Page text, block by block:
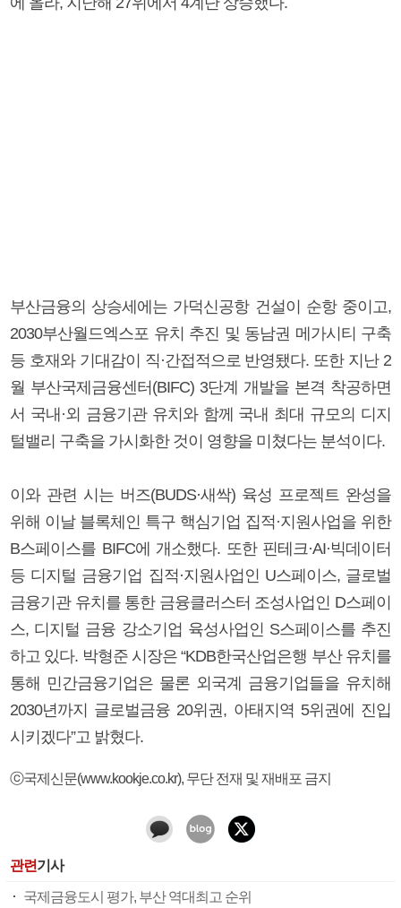
부산금융의 상승세에는 가덕신공항 건설이 순항 중이고,
2030부산월드엑스포 유치 추진 및 동남권 메가시티 구축
등 호재와 기대감이 직·간접적으로 반영됐다. 또한 지난 2
월 부산국제금융센터(BIFC) 3단계 개발을 본격 착공하면
서 국내·외 금융기관 유치와 함께 국내 최대 규모의 디지
털밸리 구축을 가시화한 것이 영향을 미쳤다는 분석이다.
이와 관련 시는 버즈(BUDS·새싹) 육성 프로젝트 완성을
위해 이날 블록체인 특구 핵심기업 집적·지원사업을 위한
B스페이스를 BIFC에 개소했다. 또한 핀테크·AI·빅데이터
등 디지털 금융기업 집적·지원사업인 U스페이스, 글로벌
금융기관 유치를 통한 금융클러스터 조성사업인 D스페이
스, 디지털 금융 강소기업 육성사업인 S스페이스를 추진
하고 있다. 박형준 시장은 “KDB한국산업은행 부산 유치를
통해 민간금융기업은 물론 외국계 금융기업들을 유치해
2030년까지 글로벌금융 20위권, 아태지역 5위권에 진입
시키겠다”고 밝혔다.
ⓒ국제신문(www.kookje.co.kr), 무단 전재 및 재배포 금지
관련기사
국제금융도시 평가, 부산 역대최고 순위